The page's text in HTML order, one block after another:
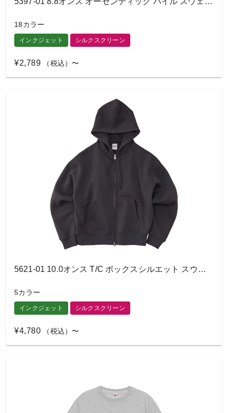
18カラー
インクジェット シルクスクリーン
¥2,789 （税込）〜
5621-01 10.0オンス T/C ボックスシルエット スウェット フルジップ パーカ（裏起毛）
5カラー
インクジェット シルクスクリーン
¥4,780 （税込）〜